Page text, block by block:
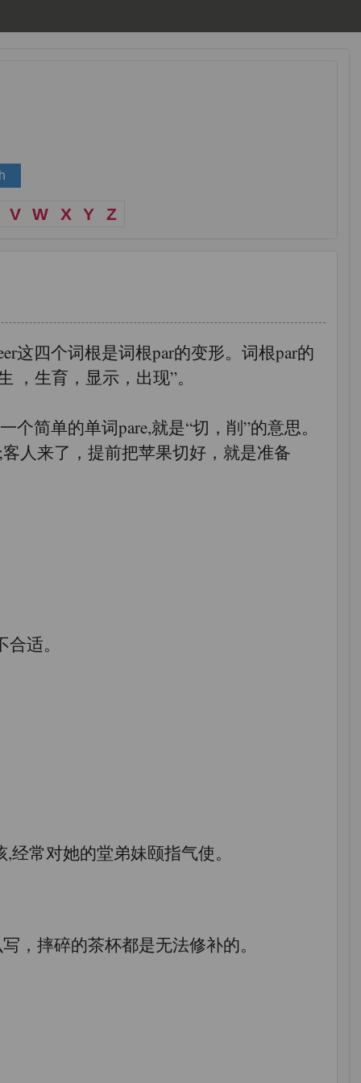
V W X Y Z
这四个词根是词根par的变形。词根par的
，生育，显示，出现”。
简单的单词pare,就是“切，削”的意思。
人来了，提前把苹果切好，就是准备
适。
,经常对她的堂弟妹颐指气使。
写，摔碎的茶杯都是无法修补的。